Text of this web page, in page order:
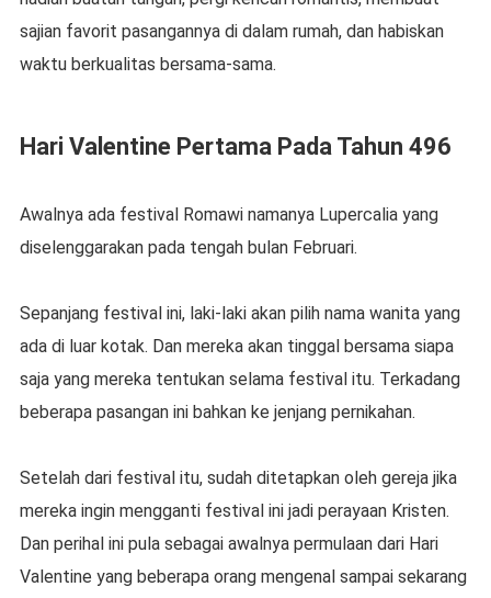
sajian favorit pasangannya di dalam rumah, dan habiskan
waktu berkualitas bersama-sama.
Hari Valentine Pertama Pada Tahun 496
Awalnya ada festival Romawi namanya Lupercalia yang
diselenggarakan pada tengah bulan Februari.
Sepanjang festival ini, laki-laki akan pilih nama wanita yang
ada di luar kotak. Dan mereka akan tinggal bersama siapa
saja yang mereka tentukan selama festival itu. Terkadang
beberapa pasangan ini bahkan ke jenjang pernikahan.
Setelah dari festival itu, sudah ditetapkan oleh gereja jika
mereka ingin mengganti festival ini jadi perayaan Kristen.
Dan perihal ini pula sebagai awalnya permulaan dari Hari
Valentine yang beberapa orang mengenal sampai sekarang